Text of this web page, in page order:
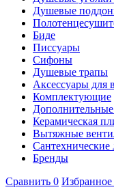
Душевые
Биде
Писсуары
Сифоны
Душевые трапы
Аксессуары для
Комплектующие
Керамическая
Вытяжные
Бренды
Сравнить 0 Избранное